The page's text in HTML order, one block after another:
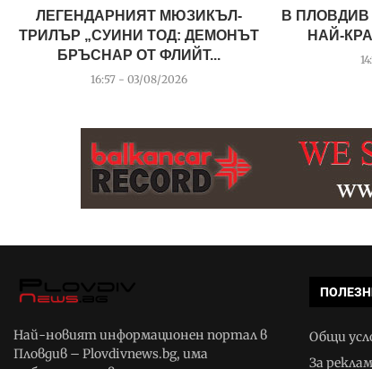
ЛЕГЕНДАРНИЯТ МЮЗИКЪЛ-
ТРИЛЪР „СУИНИ ТОД: ДЕМОНЪТ
БРЪСНАР ОТ ФЛИЙТ...
16:57 - 03/08/2026
В
НАЙ-
Най-новият информационен портал в
Пловдив – Plovdivnews.bg, има
Общи
За